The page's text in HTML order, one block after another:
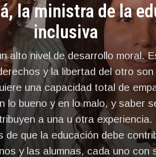
la ministra de la
inclusiva
alto nivel de desarrollo moral.
y la libertad del otro
una capacidad total de
lo bueno y en lo malo, y saber
a una u otra
de que la educación debe
y las alumnas, cada uno con